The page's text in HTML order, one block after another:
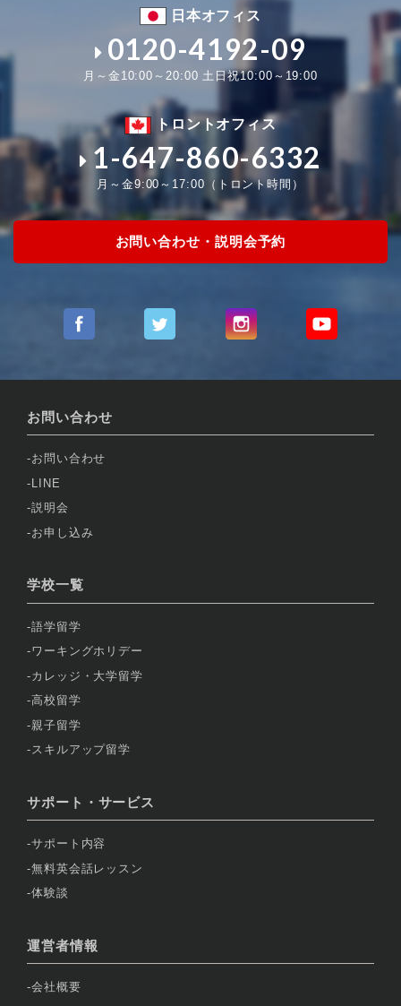
日本オフィス
0120-4192-09
月～金10:00～20:00 土日祝10:00～19:00
トロントオフィス
1-647-860-6332
月～金9:00～17:00（トロント時間）
お問い合わせ・説明会予約
お問い合わせ
お問い合わせ
LINE
説明会
お申し込み
学校一覧
語学留学
ワーキングホリデー
カレッジ・大学留学
高校留学
親子留学
スキルアップ留学
サポート・サービス
サポート内容
無料英会話レッスン
体験談
運営者情報
会社概要